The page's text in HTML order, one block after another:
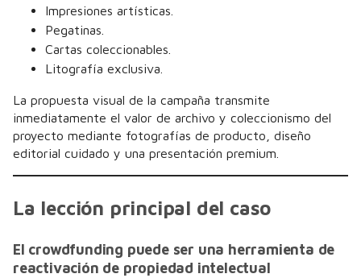
Impresiones artísticas.
Pegatinas.
Cartas coleccionables.
Litografía exclusiva.
La propuesta visual de la campaña transmite
inmediatamente el valor de archivo y coleccionismo del
proyecto mediante fotografías de producto, diseño
editorial cuidado y una presentación premium.
La lección principal del caso
El crowdfunding puede ser una herramienta de
reactivación de propiedad intelectual